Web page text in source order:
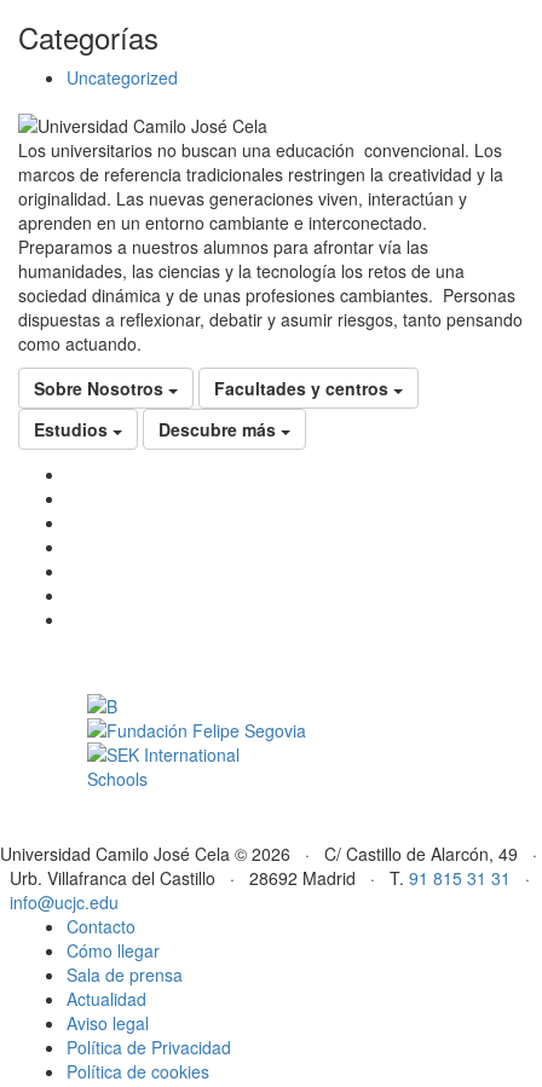
Categorías
Uncategorized
Los universitarios no buscan una educación convencional. Los
marcos de referencia tradicionales restringen la creatividad y la
originalidad. Las nuevas generaciones viven, interactúan y
aprenden en un entorno cambiante e interconectado.
Preparamos a nuestros alumnos para afrontar vía las
humanidades, las ciencias y la tecnología los retos de una
sociedad dinámica y de unas profesiones cambiantes. Personas
dispuestas a reflexionar, debatir y asumir riesgos, tanto pensando
como actuando.
Sobre Nosotros
Facultades y centros
Estudios
Descubre más
Universidad Camilo José Cela © 2026 · C/ Castillo de Alarcón, 49 ·
Urb. Villafranca del Castillo · 28692 Madrid · T. 91 815 31 31
·
info@ucjc.edu
Contacto
Cómo llegar
Sala de prensa
Actualidad
Aviso legal
Política de Privacidad
Política de cookies